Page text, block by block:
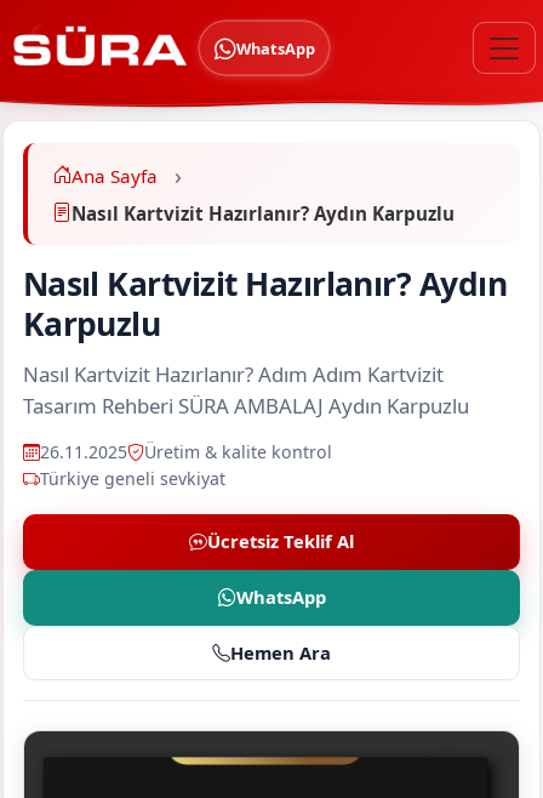
WhatsApp
Ana Sayfa
Nasıl Kartvizit Hazırlanır? Aydın Karpuzlu
Nasıl Kartvizit Hazırlanır? Aydın
Karpuzlu
Nasıl Kartvizit Hazırlanır? Adım Adım Kartvizit
Tasarım Rehberi SÜRA AMBALAJ Aydın Karpuzlu
26.11.2025
Üretim & kalite kontrol
Türkiye geneli sevkiyat
Ücretsiz Teklif Al
WhatsApp
Hemen Ara